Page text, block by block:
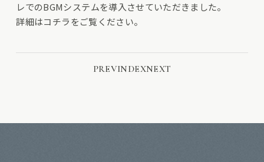
レでのBGMシステムを導入させていただきました。
詳細はコチラをご覧ください。
PREVINDEXNEXT